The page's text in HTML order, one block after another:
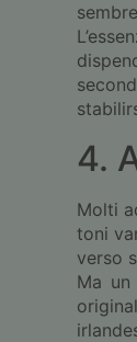
4.
Molti
toni
verso
Ma